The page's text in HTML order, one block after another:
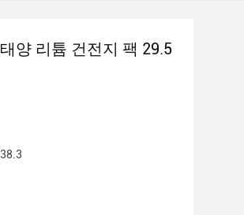
양 리튬 건전지 팩 29.5